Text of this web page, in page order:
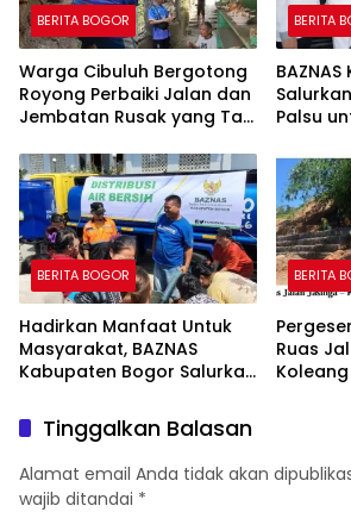
BERITA BOGOR
Warga Cibuluh Bergotong
Royong Perbaiki Jalan dan
Jembatan Rusak yang Tak
BERITA
Palsu
BERITA BOGOR
Hadirkan Manfaat Untuk
Masyarakat, BAZNAS
Kabupaten Bogor Salurkan
Warga Terdampak
Kekeringan
BERITA
Ruas
Koleang
Wilayah
Tinggalkan Balasan
Alamat email Anda tidak akan
wajib ditandai *